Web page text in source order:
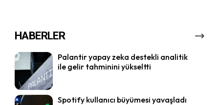
HABERLER
Palantir yapay zeka destekli analitik
ile gelir tahminini yükseltti
Spotify kullanıcı büyümesi yavaşladı